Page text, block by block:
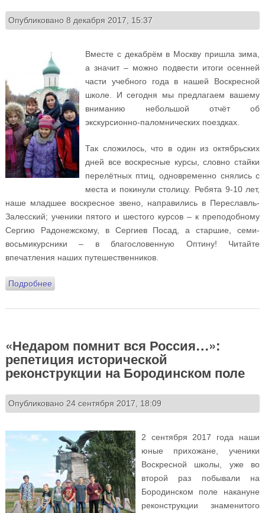
Опубликовано 8 декабря 2017, 15:37
Вместе с декабрём в Москву пришла зима,
а значит – можно подвести итоги осенней
части учебного года в нашей Воскресной
школе. И сегодня мы предлагаем вашему
вниманию небольшой отчёт об
экскурсионно-паломнических поездках.
Так сложилось, что в один из октябрьских
дней все воскресные курсы, словно стайки
перелётных птиц, одновременно снялись с
места и покинули столицу. Ребята 9-10 лет,
наше младшее воскресное звено, направились в Переславль-
Залесский; ученики пятого и шестого курсов – к преподобному
Сергию Радонежскому, в Сергиев Посад, а старшие, семи-
восьмикурсники – в благословенную Оптину! Читайте
впечатления наших путешественников.
Подробнеео Экскурсии нашей Воскресной школы: по осенним
«Недаром помнит вся Россия…»:
репетиция исторической
реконструкции на Бородинском поле
Опубликовано 24 сентября 2017, 18:09
2 сентября 2017 года наши
юные прихожане, ученики
Воскресной школы, уже во
второй раз побывали на
Бородинском поле накануне
реконструкции знаменитого